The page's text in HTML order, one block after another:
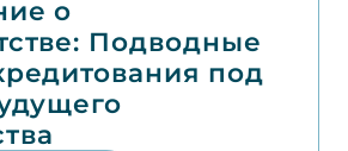
о
Подводные
под